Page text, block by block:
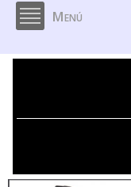
Menú